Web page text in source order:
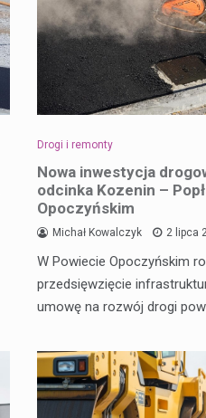
Drogi i remonty
Nowa inwestycja
odcinka Kozenin –
Opoczyńskim
Michał Kowalczyk 2 lipca
W Powiecie Opoczyńskim
przedsięwzięcie
umowę na rozwój drogi